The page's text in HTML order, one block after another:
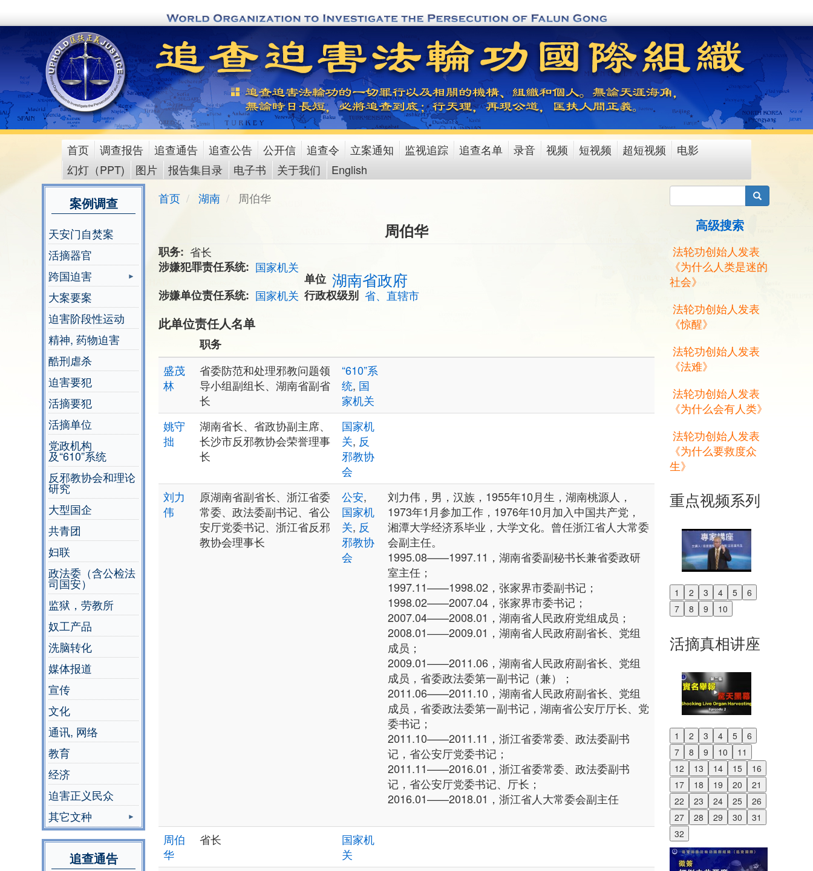
to
content
main
menu
首页 调查报告 追查通告 追查公告 公开信 追查令 立案通知 监视追踪 追查名单 录音 视频 短视频 超短视频
电影
幻灯（PPT)
图片 报告集目录 电子书 关于我们 English
案例调查
天安门自焚案
活摘器官
跨国迫害
大案要案
迫害阶段性运动
精神, 药物迫害
酷刑虐杀
迫害要犯
活摘要犯
活摘单位
党政机构
及“610”系统
反邪教协会和理论
研究
大型国企
共青团
妇联
政法委（含公检法
司国安）
监狱，劳教所
奴工产品
洗脑转化
媒体报道
宣传
文化
通讯, 网络
教育
经济
迫害正义民众
其它文种
追查通告
首页 湖南 周伯华
周伯华
职务
省长
涉嫌犯罪责任系统
国家机关
单位 湖南省政府
涉嫌单位责任系统 国家机关 行政权级别 省、直辖市
此单位责任人名单
职务
盛茂
林
省委防范和处理邪教问题领
导小组副组长、湖南省副省
长
“610”系
统, 国
家机关
姚守
拙
湖南省长、省政协副主席、
长沙市反邪教协会荣誉理事
长
国家机
关, 反
邪教协
会
刘力
伟
原湖南省副省长、浙江省委
常委、政法委副书记、省公
安厅党委书记、浙江省反邪
教协会理事长
公安,
国家机
关, 反
邪教协
会
刘力伟，男，汉族，1955年10月生，湖南桃源人，
1973年1月参加工作，1976年10月加入中国共产党，
湘潭大学经济系毕业，大学文化。曾任浙江省人大常委
会副主任。
1995.08——1997.11，湖南省委副秘书长兼省委政研
室主任；
1997.11——1998.02，张家界市委副书记；
1998.02——2007.04，张家界市委书记；
2007.04——2008.01，湖南省人民政府党组成员；
2008.01――2009.01，湖南省人民政府副省长、党组
成员；
2009.01——2011.06，湖南省人民政府副省长、党组
成员，省委政法委第一副书记（兼）；
2011.06——2011.10，湖南省人民政府副省长、党组
成员，省委政法委第一副书记，湖南省公安厅厅长、党
委书记；
2011.10——2011.11，浙江省委常委、政法委副书
记，省公安厅党委书记；
2011.11——2016.01，浙江省委常委、政法委副书
记，省公安厅党委书记、厅长；
2016.01——2018.01，浙江省人大常委会副主任
周伯
华
省长
国家机
关
搜索
高级搜索
法轮功创始人发表
《为什么人类是迷的
社会》
法轮功创始人发表
《惊醒》
法轮功创始人发表
《法难》
法轮功创始人发表
《为什么会有人类》
法轮功创始人发表
《为什么要救度众
生》
重点视频系列
1 2 3 4 5
6
7
8 9 10
Previous
Next
活摘真相讲座
1 2 3 4 5
6
7
8 9 10
11
12
13 14 15
16
17
18 19 20
21
22
23 24 25
26
27
28 29 30
31
32
Previous
Next